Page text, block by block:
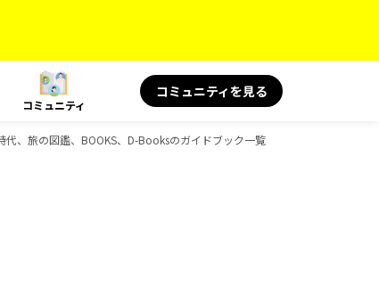
コミュニティ
コミュニティを見る
、旅の図鑑、BOOKS、D-Booksのガイドブック一覧